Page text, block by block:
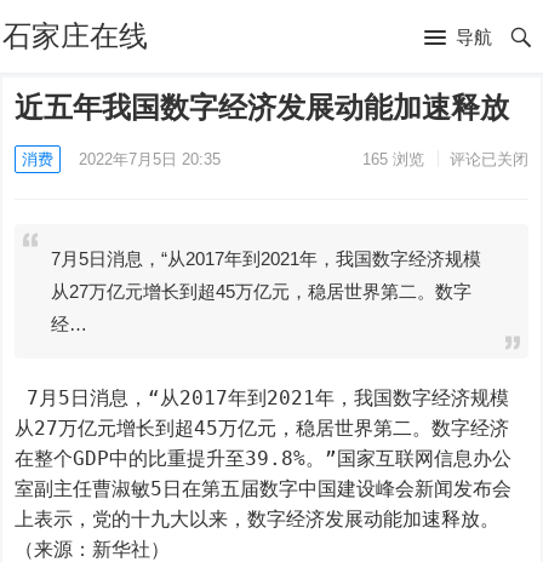
石家庄在线 导航
近五年我国数字经济发展动能加速释放
消费 2022年7月5日 20:35 165浏览 评论已关闭
7月5日消息，“从2017年到2021年，我国数字经济规模
从27万亿元增长到超45万亿元，稳居世界第二。数字
经…
从27万亿元增长到超45万亿元，稳居世界第二。数字经济
在整个GDP中的比重提升至39.8%。”国家互联网信息办公
室副主任曹淑敏5日在第五届数字中国建设峰会新闻发布会
上表示，党的十九大以来，数字经济发展动能加速释放。
（来源：新华社）